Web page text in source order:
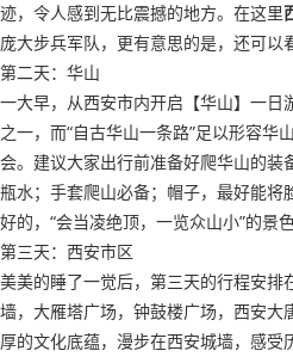
迹，令人感到无比震撼的地方。在这里
庞大步兵军队，更有意思的是，还可
第二天：华山
一大早，从西安市内开启【华山】一日
之一，而“自古华山一条路”足以形容
会。建议大家出行前准备好爬华山的
瓶水；手套爬山必备；帽子，最好能
好的，“会当凌绝顶，一览众山小”的景
第三天：西安市区
美美的睡了一觉后，第三天的行程安
墙，大雁塔广场，钟鼓楼广场，西安
厚的文化底蕴，漫步在西安城墙，感